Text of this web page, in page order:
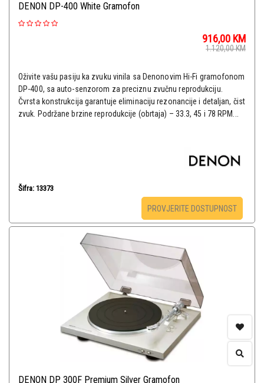
DENON DP-400 White Gramofon
916,00 KM
1.120,00KM
Oživite vašu pasiju ka zvuku vinila sa Denonovim Hi-Fi gramofonom
DP-400, sa auto-senzorom za preciznu zvučnu reprodukciju.
Čvrsta konstrukcija garantuje eliminaciju rezonancije i detaljan, čist
zvuk. Podržane brzine reprodukcije (obrtaja) – 33.3, 45 i 78 RPM...
Šifra: 13373
PROVJERITE DOSTUPNOST
DENON DP 300F Premium Silver Gramofon